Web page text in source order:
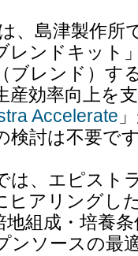
、島津製作所
レンドキット
ブレンド）す
産効率向上を
Accelerate
検討は不要で
は、エピスト
ヒアリングし
組成・培養
ンソースの最